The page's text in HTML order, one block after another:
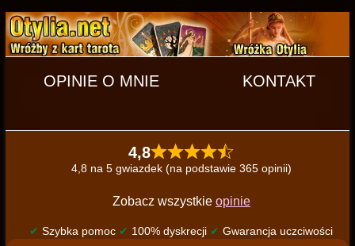
OPINIE O MNIE KONTAKT
4,8
4,8 na 5 gwiazdek (na podstawie 365 opinii)
Zobacz wszystkie opinie
✔ Szybka pomoc ✔ 100% dyskrecji ✔ Gwarancja uczciwości